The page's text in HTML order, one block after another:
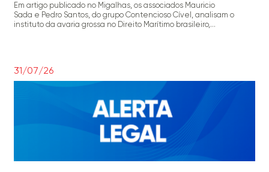
Em artigo publicado no Migalhas, os associados Mauricio
Sada e Pedro Santos, do grupo Contencioso Cível, analisam o
instituto da avaria grossa no Direito Marítimo brasileiro,
31/07/26